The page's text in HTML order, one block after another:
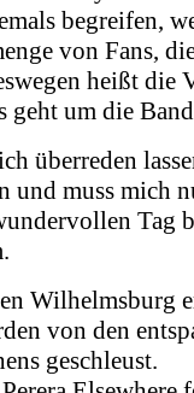
begreifen,
von Fans,
heißt die
geht um die
überreden
und muss mich
Tag
Wilhelmsburg
von den
geschleust.